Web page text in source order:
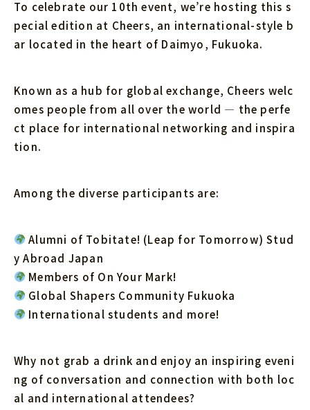
To celebrate our 10th event, we’re hosting this s
pecial edition at Cheers, an international-style b
ar located in the heart of Daimyo, Fukuoka.
Known as a hub for global exchange, Cheers welc
omes people from all over the world — the perfe
ct place for international networking and inspira
tion.
Among the diverse participants are:
Alumni of Tobitate! (Leap for Tomorrow) Stud
y Abroad Japan
Members of On Your Mark!
Global Shapers Community Fukuoka
International students and more!
Why not grab a drink and enjoy an inspiring eveni
ng of conversation and connection with both loc
al and international attendees?